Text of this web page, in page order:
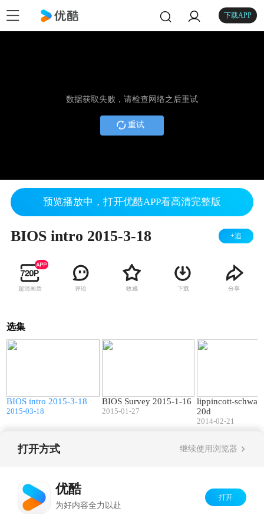
下载APP
数据获取失败，请检查网络之后重试
重试
预览播放中，打开优酷APP看高清完整版
BIOS intro 2015-3-18 +追
超清画质 评论 收藏 下载 分享
选集
BIOS intro 2015-3-18
2015-03-18
BIOS Survey 2015-1-16
2015-01-27
lippincott-
20d
2014-02-21
打开方式 继续使用浏览器
优酷
为好内容全力以赴
打开